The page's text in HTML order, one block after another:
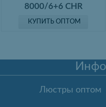
8000/6+6 CHR
КУПИТЬ ОПТОМ
Люстры оптом